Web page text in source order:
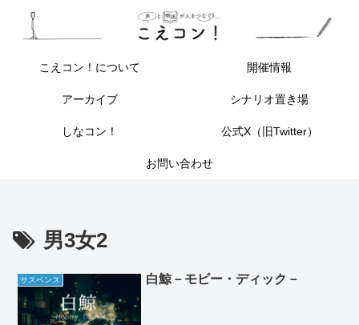
こえコン！について 開催情報
アーカイブ シナリオ置き場
しなコン！ 公式X（旧Twitter）
お問い合わせ
男3女2
サスペンス 白鯨－モビー・ディック－